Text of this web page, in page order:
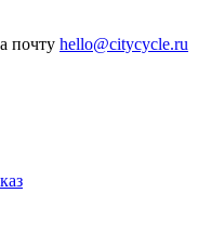
почту hello@citycycle.ru